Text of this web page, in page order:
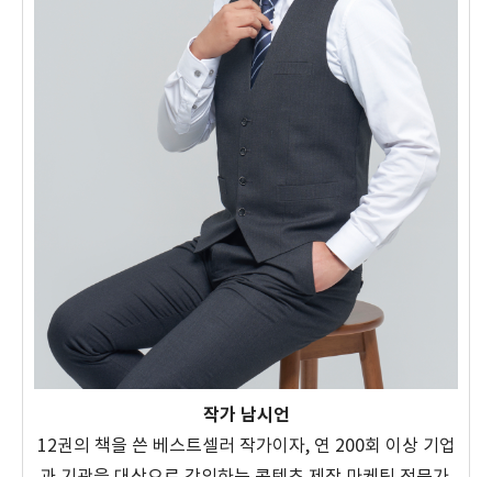
작가 남시언
12권의 책을 쓴 베스트셀러 작가이자, 연 200회 이상 기업